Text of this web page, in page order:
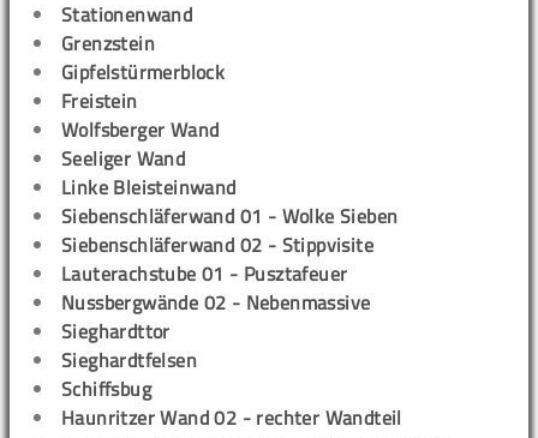
Stationenwand
Grenzstein
Gipfelstürmerblock
Freistein
Wolfsberger Wand
Seeliger Wand
Linke Bleisteinwand
Siebenschläferwand 01 - Wolke Sieben
Siebenschläferwand 02 - Stippvisite
Lauterachstube 01 - Pusztafeuer
Nussbergwände 02 - Nebenmassive
Sieghardttor
Sieghardtfelsen
Schiffsbug
Haunritzer Wand 02 - rechter Wandteil